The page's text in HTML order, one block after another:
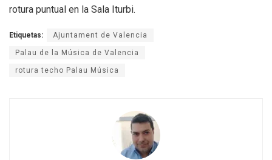
rotura puntual en la Sala Iturbi.
Etiquetas: Ajuntament de Valencia
Palau de la Música de Valencia
rotura techo Palau Música